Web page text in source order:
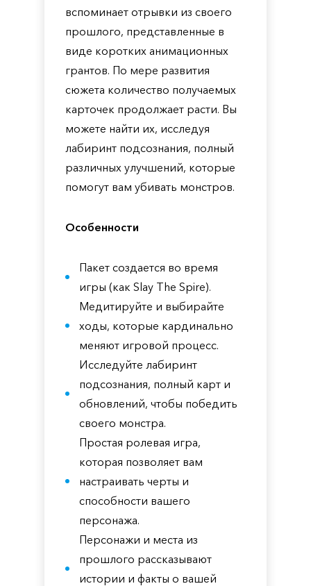
вспоминает отрывки из своего
прошлого, представленные в
виде коротких анимационных
грантов. По мере развития
сюжета количество получаемых
карточек продолжает расти. Вы
можете найти их, исследуя
лабиринт подсознания, полный
различных улучшений, которые
помогут вам убивать монстров.
Особенности
Пакет создается во время
игры (как Slay The Spire).
Медитируйте и выбирайте
ходы, которые кардинально
меняют игровой процесс.
Исследуйте лабиринт
подсознания, полный карт и
обновлений, чтобы победить
своего монстра.
Простая ролевая игра,
которая позволяет вам
настраивать черты и
способности вашего
персонажа.
Персонажи и места из
прошлого рассказывают
истории и факты о вашей